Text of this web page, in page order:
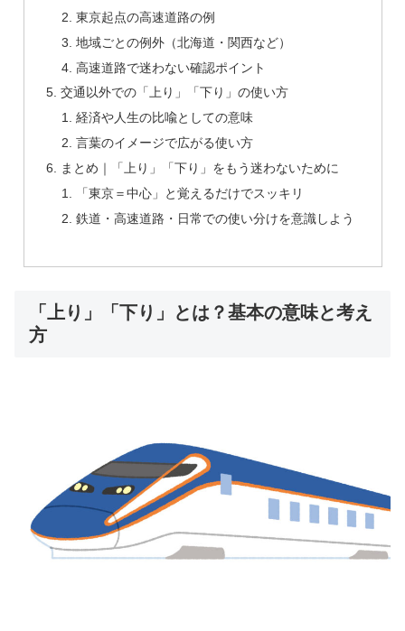
東京起点の高速道路の例
地域ごとの例外（北海道・関西など）
高速道路で迷わない確認ポイント
交通以外での「上り」「下り」の使い方
経済や人生の比喩としての意味
言葉のイメージで広がる使い方
まとめ｜「上り」「下り」をもう迷わないために
「東京＝中心」と覚えるだけでスッキリ
鉄道・高速道路・日常での使い分けを意識しよう
「上り」「下り」とは？基本の意味と考え
方